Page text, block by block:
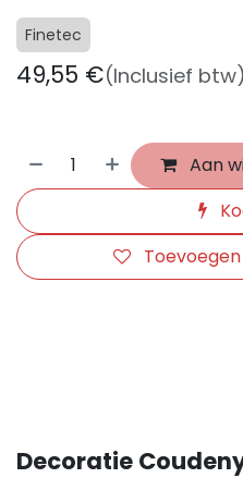
Finetec
49,55 €(Inclusief btw)
Aan
Decoratie